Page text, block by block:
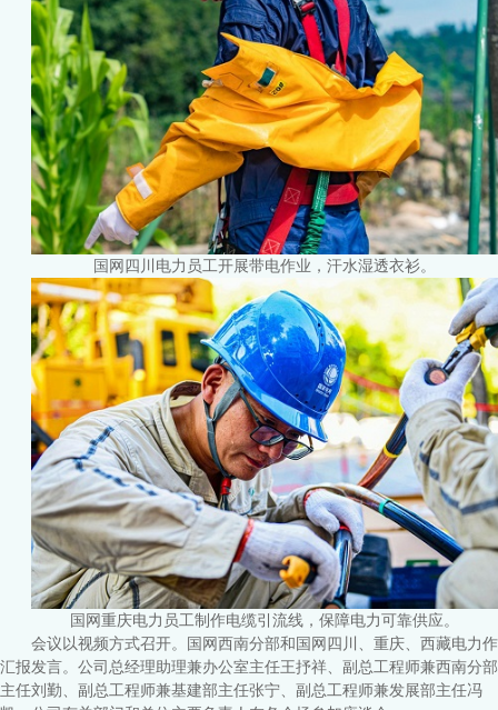
国网四川电力员工开展带电作业，汗水湿透衣衫。
国网重庆电力员工制作电缆引流线，保障电力可靠供应。
会议以视频方式召开。国网西南分部和国网四川、重庆、西藏电力作
汇报发言。公司总经理助理兼办公室主任王抒祥、副总工程师兼西南分部
主任刘勤、副总工程师兼基建部主任张宁、副总工程师兼发展部主任冯